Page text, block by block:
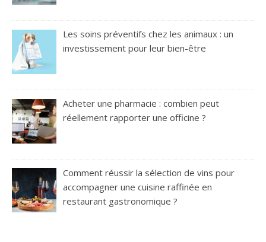
Les soins préventifs chez les animaux : un
investissement pour leur bien-être
Acheter une pharmacie : combien peut
réellement rapporter une officine ?
Comment réussir la sélection de vins pour
accompagner une cuisine raffinée en
restaurant gastronomique ?